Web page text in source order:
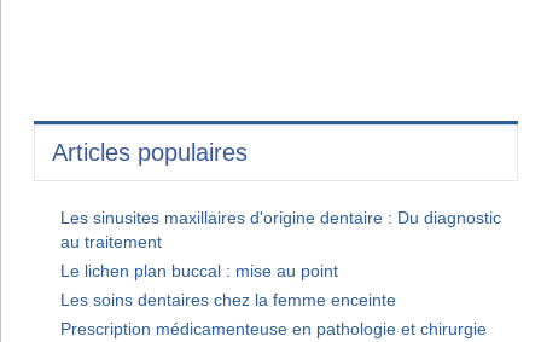
Articles populaires
Les sinusites maxillaires d'origine dentaire : Du diagnostic
au traitement
Le lichen plan buccal : mise au point
Les soins dentaires chez la femme enceinte
Prescription médicamenteuse en pathologie et chirurgie